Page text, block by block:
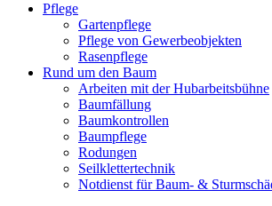
Pflege
Gartenpflege
Pflege von Gewerbeobjekten
Rasenpflege
Rund um den Baum
Arbeiten mit der Hubarbeitsbühne
Baumfällung
Baumkontrollen
Baumpflege
Rodungen
Seilklettertechnik
Notdienst für Baum- &